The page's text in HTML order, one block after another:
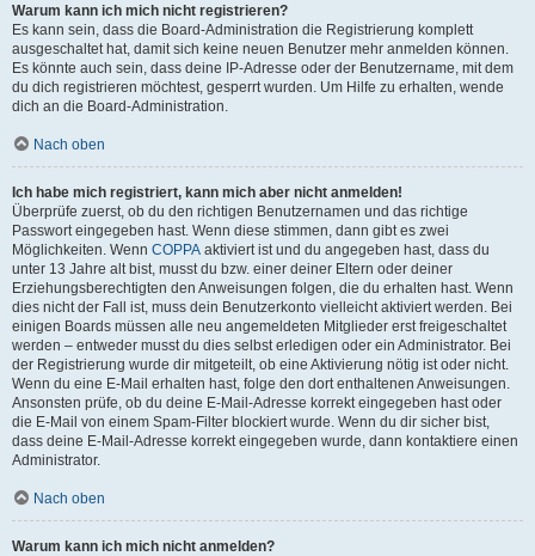
Warum kann ich mich nicht registrieren?
Es kann sein, dass die Board-Administration die Registrierung komplett
ausgeschaltet hat, damit sich keine neuen Benutzer mehr anmelden können.
Es könnte auch sein, dass deine IP-Adresse oder der Benutzername, mit dem
du dich registrieren möchtest, gesperrt wurden. Um Hilfe zu erhalten, wende
dich an die Board-Administration.
Nach oben
Ich habe mich registriert, kann mich aber nicht anmelden!
Überprüfe zuerst, ob du den richtigen Benutzernamen und das richtige
Passwort eingegeben hast. Wenn diese stimmen, dann gibt es zwei
Möglichkeiten. Wenn COPPA aktiviert ist und du angegeben hast, dass du
unter 13 Jahre alt bist, musst du bzw. einer deiner Eltern oder deiner
Erziehungsberechtigten den Anweisungen folgen, die du erhalten hast. Wenn
dies nicht der Fall ist, muss dein Benutzerkonto vielleicht aktiviert werden. Bei
einigen Boards müssen alle neu angemeldeten Mitglieder erst freigeschaltet
werden – entweder musst du dies selbst erledigen oder ein Administrator. Bei
der Registrierung wurde dir mitgeteilt, ob eine Aktivierung nötig ist oder nicht.
Wenn du eine E-Mail erhalten hast, folge den dort enthaltenen Anweisungen.
Ansonsten prüfe, ob du deine E-Mail-Adresse korrekt eingegeben hast oder
die E-Mail von einem Spam-Filter blockiert wurde. Wenn du dir sicher bist,
dass deine E-Mail-Adresse korrekt eingegeben wurde, dann kontaktiere einen
Administrator.
Nach oben
Warum kann ich mich nicht anmelden?